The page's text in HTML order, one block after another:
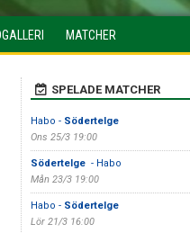
MATCHER
SPELADE MATCHER
Habo - Södertelge
Ons 25/3 19:00
Södertelge - Habo
Mån 23/3 19:00
Habo - Södertelge
Lör 21/3 16:00